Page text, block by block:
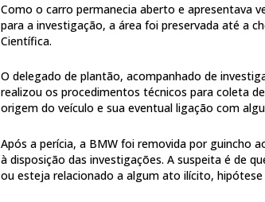
Como o carro permanecia aberto e apresentava
para a investigação, a área foi preservada até a
Científica.
O delegado de plantão, acompanhado de
realizou os procedimentos técnicos para coleta
origem do veículo e sua eventual ligação com
Após a perícia, a BMW foi removida por guincho
à disposição das investigações. A suspeita é de
ou esteja relacionado a algum ato ilícito,